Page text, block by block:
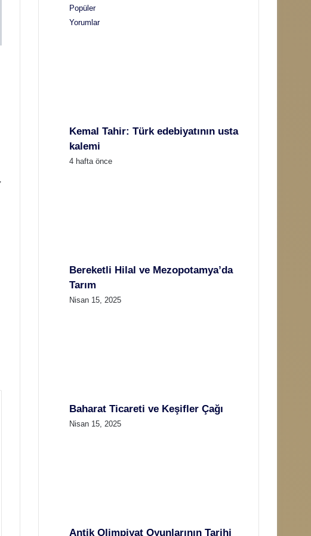
Popüler
Yorumlar
Kemal Tahir: Türk edebiyatının usta
kalemi
4 hafta önce
Bereketli Hilal ve Mezopotamya’da
Tarım
Nisan 15, 2025
Baharat Ticareti ve Keşifler Çağı
Nisan 15, 2025
Antik Olimpiyat Oyunlarının Tarihi